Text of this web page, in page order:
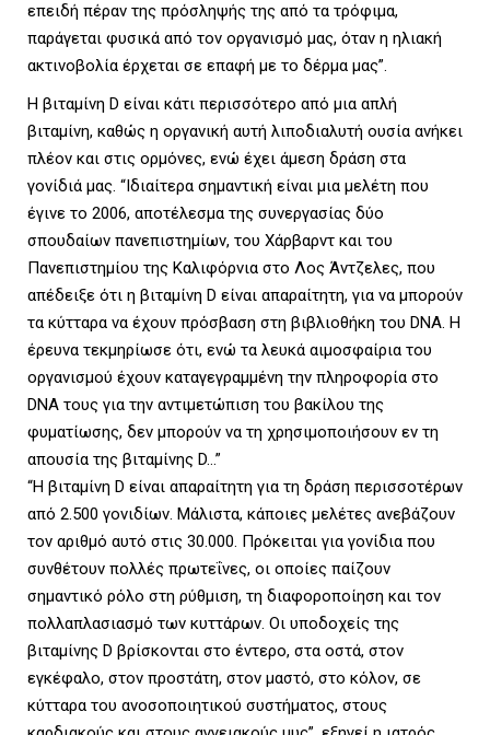
επειδή πέραν της πρόσληψής της από τα τρόφιμα,
παράγεται φυσικά από τον οργανισμό μας, όταν η ηλιακή
ακτινοβολία έρχεται σε επαφή με το δέρμα μας”.
Η βιταμίνη D είναι κάτι περισσότερο από μια απλή
βιταμίνη, καθώς η οργανική αυτή λιποδιαλυτή ουσία ανήκει
πλέον και στις ορμόνες, ενώ έχει άμεση δράση στα
γονίδιά μας. “Ιδιαίτερα σημαντική είναι μια μελέτη που
έγινε το 2006, αποτέλεσμα της συνεργασίας δύο
σπουδαίων πανεπιστημίων, του Χάρβαρντ και του
Πανεπιστημίου της Καλιφόρνια στο Λος Άντζελες, που
απέδειξε ότι η βιταμίνη D είναι απαραίτητη, για να μπορούν
τα κύτταρα να έχουν πρόσβαση στη βιβλιοθήκη του DNA. Η
έρευνα τεκμηρίωσε ότι, ενώ τα λευκά αιμοσφαίρια του
οργανισμού έχουν καταγεγραμμένη την πληροφορία στο
DNA τους για την αντιμετώπιση του βακίλου της
φυματίωσης, δεν μπορούν να τη χρησιμοποιήσουν εν τη
απουσία της βιταμίνης D…”
“Η βιταμίνη D είναι απαραίτητη για τη δράση περισσοτέρων
από 2.500 γονιδίων. Μάλιστα, κάποιες μελέτες ανεβάζουν
τον αριθμό αυτό στις 30.000. Πρόκειται για γονίδια που
συνθέτουν πολλές πρωτεΐνες, οι οποίες παίζουν
σημαντικό ρόλο στη ρύθμιση, τη διαφοροποίηση και τον
πολλαπλασιασμό των κυττάρων. Οι υποδοχείς της
βιταμίνης D βρίσκονται στο έντερο, στα οστά, στον
εγκέφαλο, στον προστάτη, στον μαστό, στο κόλον, σε
κύτταρα του ανοσοποιητικού συστήματος, στους